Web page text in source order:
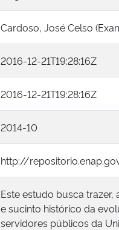
Cardoso, José Celso
2016-12-21T19:28:16Z
2016-12-21T19:28:16Z
2014-10
http://
Este estudo busca
e sucinto histórico da
servidores públicos da